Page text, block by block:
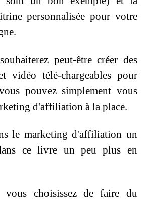
personnalisée pour votre
peut-être créer des
vidéo télé-chargeables pour
pouvez simplement vous
d'affiliation à la place.
le marketing d'affiliation un
ce livre un peu plus en
vous choisissez de faire du